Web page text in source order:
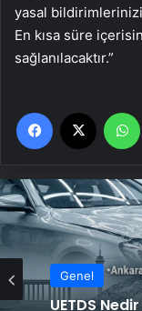
yasal
En kısa süre
sağlanılacaktır.”
Facebook
Genel
Genel